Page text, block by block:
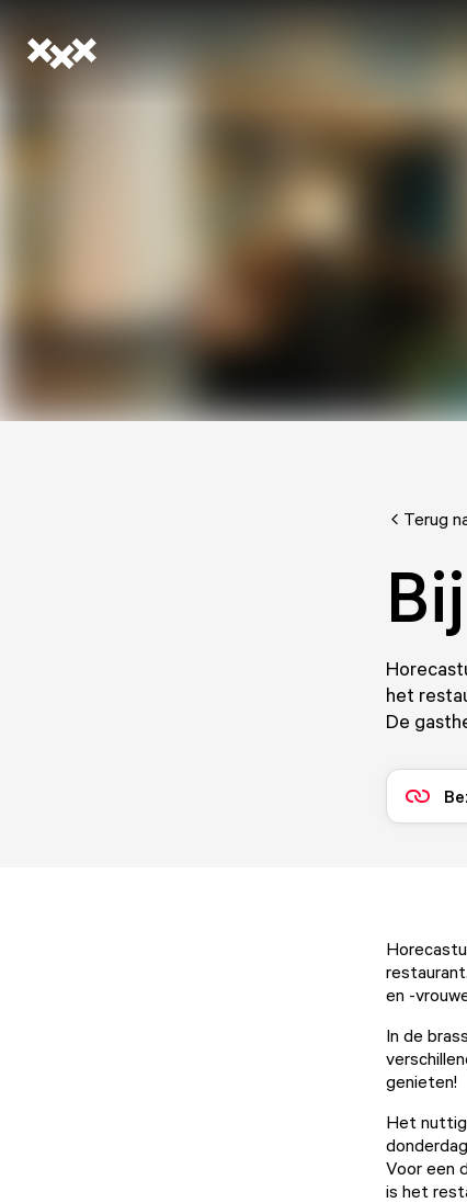
Terug
het
De
en -
In de
genieten!
Het
Voor een
is het